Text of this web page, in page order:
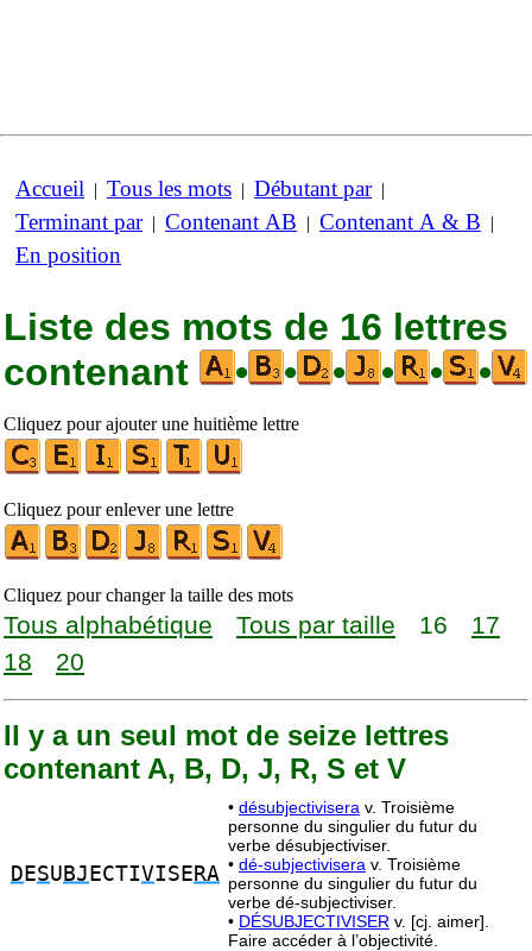
Accueil | Tous les mots | Débutant par|
Terminant par| Contenant AB | Contenant A & B |
En position
Liste des mots de 16 lettres
contenant
• • • • • •
Cliquez pour ajouter une huitième lettre
Cliquez pour enlever une lettre
Cliquez pour changer la taille des mots
Tous alphabétique Tous par taille 16
17
18
20
Il y a un seul mot de seize lettres
contenant A, B, D, J, R, S et V
D ESU BJ ECTIVISE RA
• désubjectivisera v. Troisième
personne du singulier du futur du
verbe désubjectiviser.
• dé-subjectivisera v. Troisième
personne du singulier du futur du
verbe dé-subjectiviser.
• DÉSUBJECTIVISER v. [cj. aimer].
Faire accéder à l’objectivité.